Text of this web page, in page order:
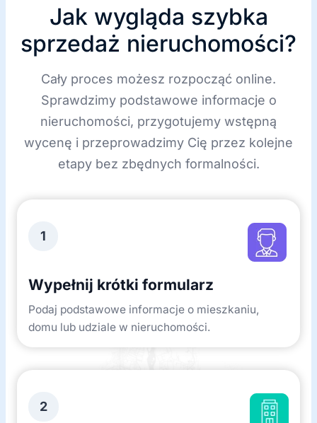
Jak wygląda szybka
sprzedaż nieruchomości?
Cały proces możesz rozpocząć online.
Sprawdzimy podstawowe informacje o
nieruchomości, przygotujemy wstępną
wycenę i przeprowadzimy Cię przez kolejne
etapy bez zbędnych formalności.
1
Wypełnij krótki formularz
Podaj podstawowe informacje o mieszkaniu,
domu lub udziale w nieruchomości.
2